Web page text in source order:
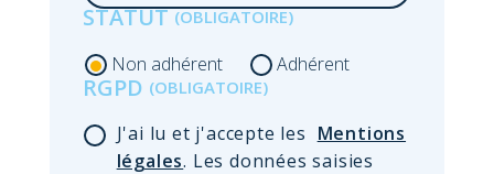
STATUT
Non adhérent Adhérent
RGPD
J'ai lu et j'accepte les Mentions
légales. Les données saisies